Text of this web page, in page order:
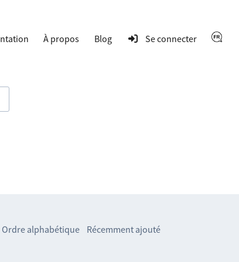
À propos Blog Se connecter
Ordre alphabétique Récemment ajouté